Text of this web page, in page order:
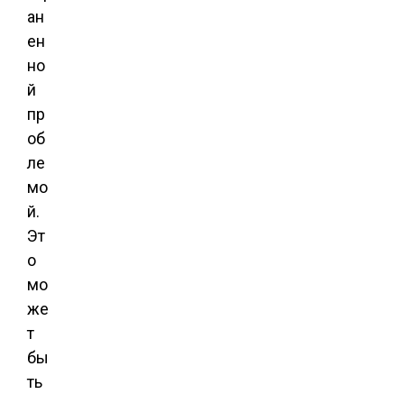
ан
ен
но
й
пр
об
ле
мо
й.
Эт
о
мо
же
т
бы
ть